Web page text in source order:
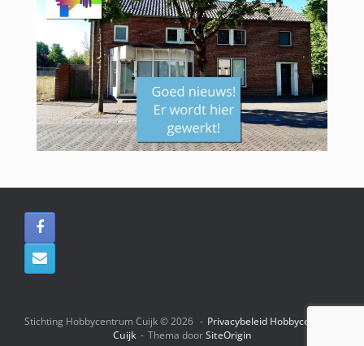
Stichting Hobbycentrum Cuijk © 2026
Privacybeleid Hobbycentrum
Cuijk
Thema door SiteOrigin